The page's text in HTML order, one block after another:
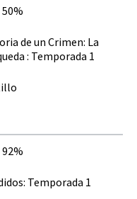
50%
de un Crimen: La
: Temporada 1
92%
Temporada 1